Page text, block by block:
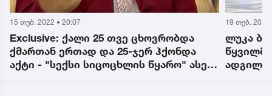
15 თებ. 2022 • 20:07
Exclusive: ქალი 25 თვე ცხოვრობდა
ქმართან ერთად და 25-ჯერ ჰქონდა
აქტი - "სექსი სიცოცხლის წყარო" ასე
19 თებ. 2022
ლუკა
ადგილი